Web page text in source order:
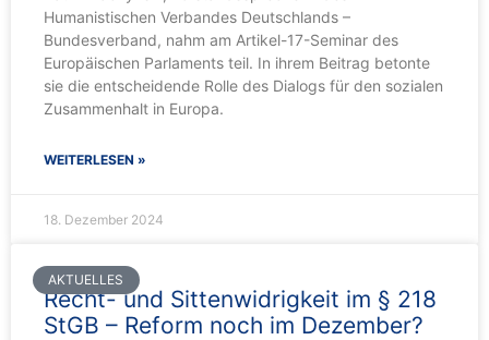
Humanistischen Verbandes Deutschlands –
Bundesverband, nahm am Artikel-17-Seminar des
Europäischen Parlaments teil. In ihrem Beitrag betonte
sie die entscheidende Rolle des Dialogs für den sozialen
Zusammenhalt in Europa.
WEITERLESEN »
18. Dezember 2024
AKTUELLES
Recht- und Sittenwidrigkeit im § 218
StGB – Reform noch im Dezember?